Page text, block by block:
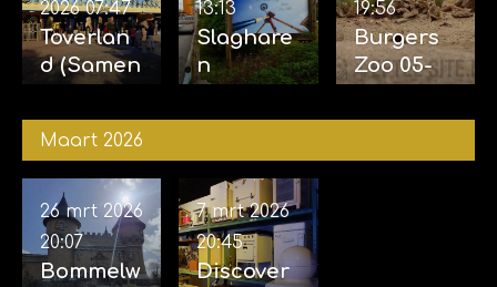
Toverlan
d (Samen
Sophie)
24-04-
2026
2026 07:47
Slaghare
n
Sky Sifter
2026
13:13
Burgers
Zoo 05-
19:56
Maart 2026
Bommelw
26 mrt 2026
20:07
Discover
7 mrt 2026
20:45